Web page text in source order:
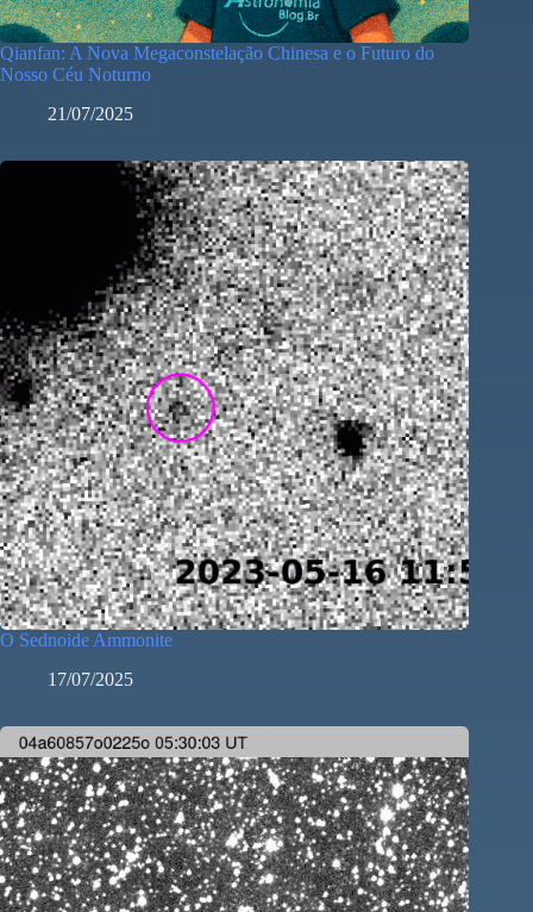
Qianfan: A Nova Megaconstelação Chinesa e o Futuro do
Nosso Céu Noturno
21/07/2025
O Sednoide Ammonite
17/07/2025